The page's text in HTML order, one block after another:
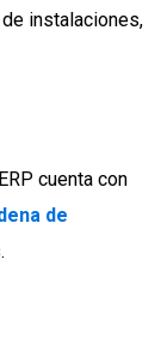
instalaciones,
cuenta con
de